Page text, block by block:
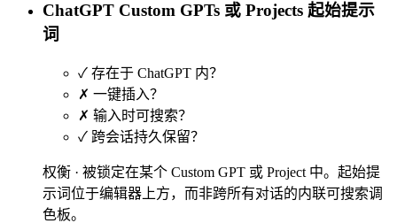
ChatGPT Custom GPTs 或 Projects 起始提示
词
✓ 存在于 ChatGPT 内？
✗ 一键插入？
✗ 输入时可搜索？
✓ 跨会话持久保留？
权衡 · 被锁定在某个 Custom GPT 或 Project 中。起始提
示词位于编辑器上方，而非跨所有对话的内联可搜索调
色板。